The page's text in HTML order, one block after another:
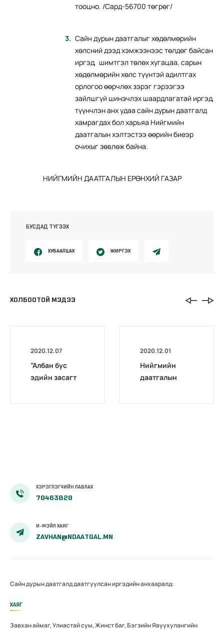
тооцно. /Сард-56700 төгрөг/
Сайн дурын даатгалыг хөдөлмөрийн
хөлсний дээд хэмжээнээс төлдөг байсан
иргэд, шимтгэл төлөх хугацаа, сарын
хөдөлмөрийн хөлс түүнтэй адилтгах
орлогоо өөрчлөх зэрэг гэрээгээ
зайлшгүй шинэчлэх шаардлагатай иргэд,
түүнчлэн анх удаа сайн дурын даатгалд
хамрагдах бол харъяа Нийгмийн
даатгалын хэлтэстээ өөрийн биеэр
очихыг зөвлөж байна.
НИЙГМИЙН ДААТГАЛЫН ЕРӨНХИЙ ГАЗАР
БУСДАД ТҮГЭЭХ
ХУВААЛЦАХ ЖИРГЭХ
ХОЛБООТОЙ МЭДЭЭ
2020.12.07
“Албан бус
эдийн засагт
2020.12.01
Нийгмийн
даатгалын
ХЭРЭГЛЭГЧИЙН ЛАВЛАХ
70463820
И-МЭЙЛ ХАЯГ
ZAVHAN@NDAATGAL.MN
Сайн дурын даатгалд даатгуулсан иргэдийн анхааралд:
ХАЯГ
Завхан аймаг, Улиастай сум, Жинст баг, Бэгзийн Явуухулангийн